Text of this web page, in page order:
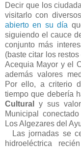
Decir que los
visitarlo con
abierto en su día
siguiendo el cauce
conjunto más
(baste citar los
Acequia Mayor y el
además valores
Por ello, a criterio
tiempo que debería
Cultural
y sus
Municipal
Los Algezares del
Las jornadas se
hidroeléctrica